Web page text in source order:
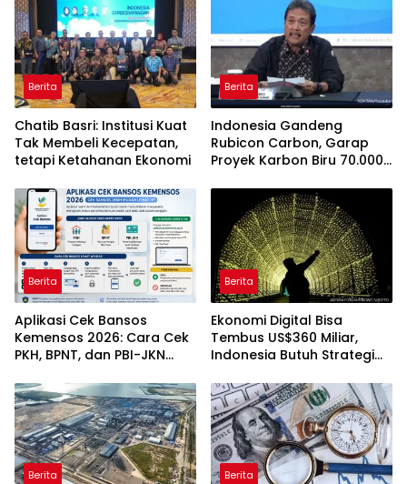
Berita
Chatib Basri: Institusi Kuat
Tak Membeli Kecepatan,
tetapi Ketahanan Ekonomi
Berita
Indonesia Gandeng
Rubicon Carbon, Garap
Proyek Karbon Biru 70.000
Berita
Aplikasi Cek Bansos
Kemensos 2026: Cara Cek
PKH, BPNT, dan PBI-JKN
Berita
Ekonomi Digital Bisa
Tembus US$360 Miliar,
Indonesia Butuh Strategi
Berita Berita